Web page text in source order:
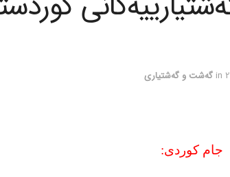
in گه‌شت و گه‌شتیاری
جام کوردی: